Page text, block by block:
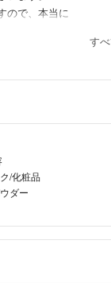
ます。
ので、本当に
いたします。
。
す
/化粧品
ダー